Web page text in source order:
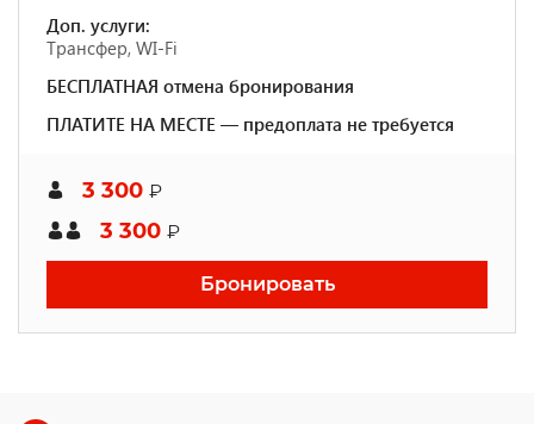
Доп. услуги:
Трансфер, WI-Fi
БЕСПЛАТНАЯ отмена бронирования
ПЛАТИТЕ НА МЕСТЕ — предоплата не требуется
3 300 ₽
3 300 ₽
Бронировать